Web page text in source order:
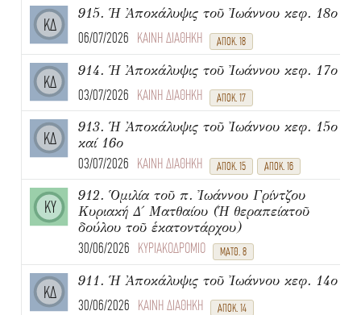
ΚΔ
915. Ἡ Ἀποκάλυψις τοῦ Ἰωάννου κεφ. 18ο
06/07/2026 ΚΑΙΝΗ ΔΙΑΘΗΚΗ ΑΠΟΚ. 18
ΚΔ
914. Ἡ Ἀποκάλυψις τοῦ Ἰωάννου κεφ. 17ο
03/07/2026 ΚΑΙΝΗ ΔΙΑΘΗΚΗ ΑΠΟΚ. 17
ΚΔ
913. Ἡ Ἀποκάλυψις τοῦ Ἰωάννου κεφ. 15ο
καί 16ο
03/07/2026 ΚΑΙΝΗ ΔΙΑΘΗΚΗ ΑΠΟΚ. 15 ΑΠΟΚ. 16
ΚΥ
912. Ὁμιλία τοῦ π. Ἰωάννου Γρίντζου
Κυριακή Δ΄ Ματθαίου (Ἡ θεραπείατοῦ
δούλου τοῦ ἑκατοντάρχου)
30/06/2026 ΚΥΡΙΑΚΟΔΡΟΜΙΟ ΜΑΤΘ. 8
ΚΔ
911. Ἡ Ἀποκάλυψις τοῦ Ἰωάννου κεφ. 14ο
30/06/2026 ΚΑΙΝΗ ΔΙΑΘΗΚΗ ΑΠΟΚ. 14